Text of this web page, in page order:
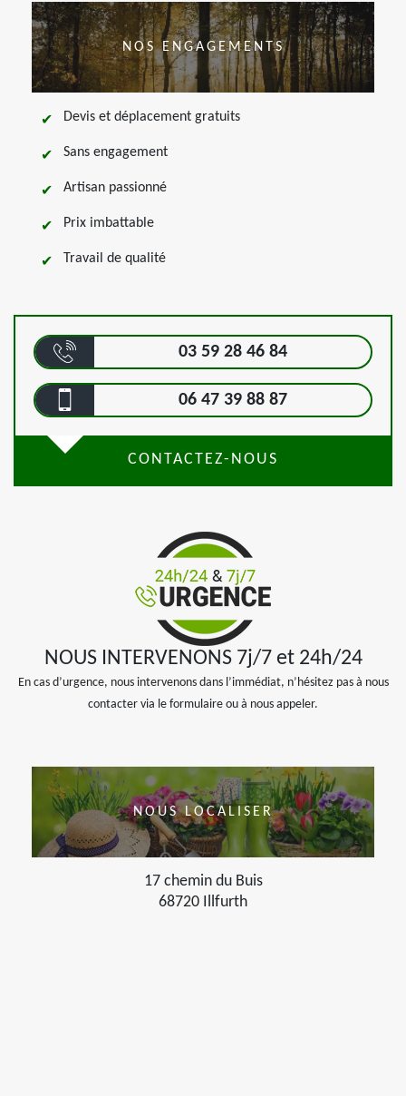
NOS ENGAGEMENTS
Devis et déplacement gratuits
Sans engagement
Artisan passionné
Prix imbattable
Travail de qualité
03 59 28 46 84
06 47 39 88 87
CONTACTEZ-NOUS
NOUS INTERVENONS 7j/7 et 24h/24
En cas d’urgence, nous intervenons dans l’immédiat, n’hésitez pas à nous
contacter via le formulaire ou à nous appeler.
NOUS LOCALISER
17 chemin du Buis
68720 Illfurth